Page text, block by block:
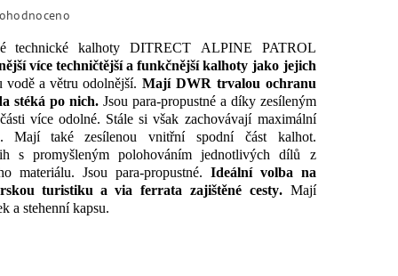
technické kalhoty DITRECT ALPINE
PATROL
více techničtější a funkčnější kalhoty jako jejich
vodě a větru odolnější. Mají DWR trvalou ochranu
stéká po nich. Jsou para-propustné a díky zesíleným
více odolné. Stále si však zachovávají maximální
Mají také zesílenou vnitřní spodní část
kalhot.
s promyšleným polohováním jednotlivých dílů
z
materiálu. Jsou para-propustné. Ideální volba na
turistiku a via ferrata zajištěné cesty. Mají
a stehenní kapsu.